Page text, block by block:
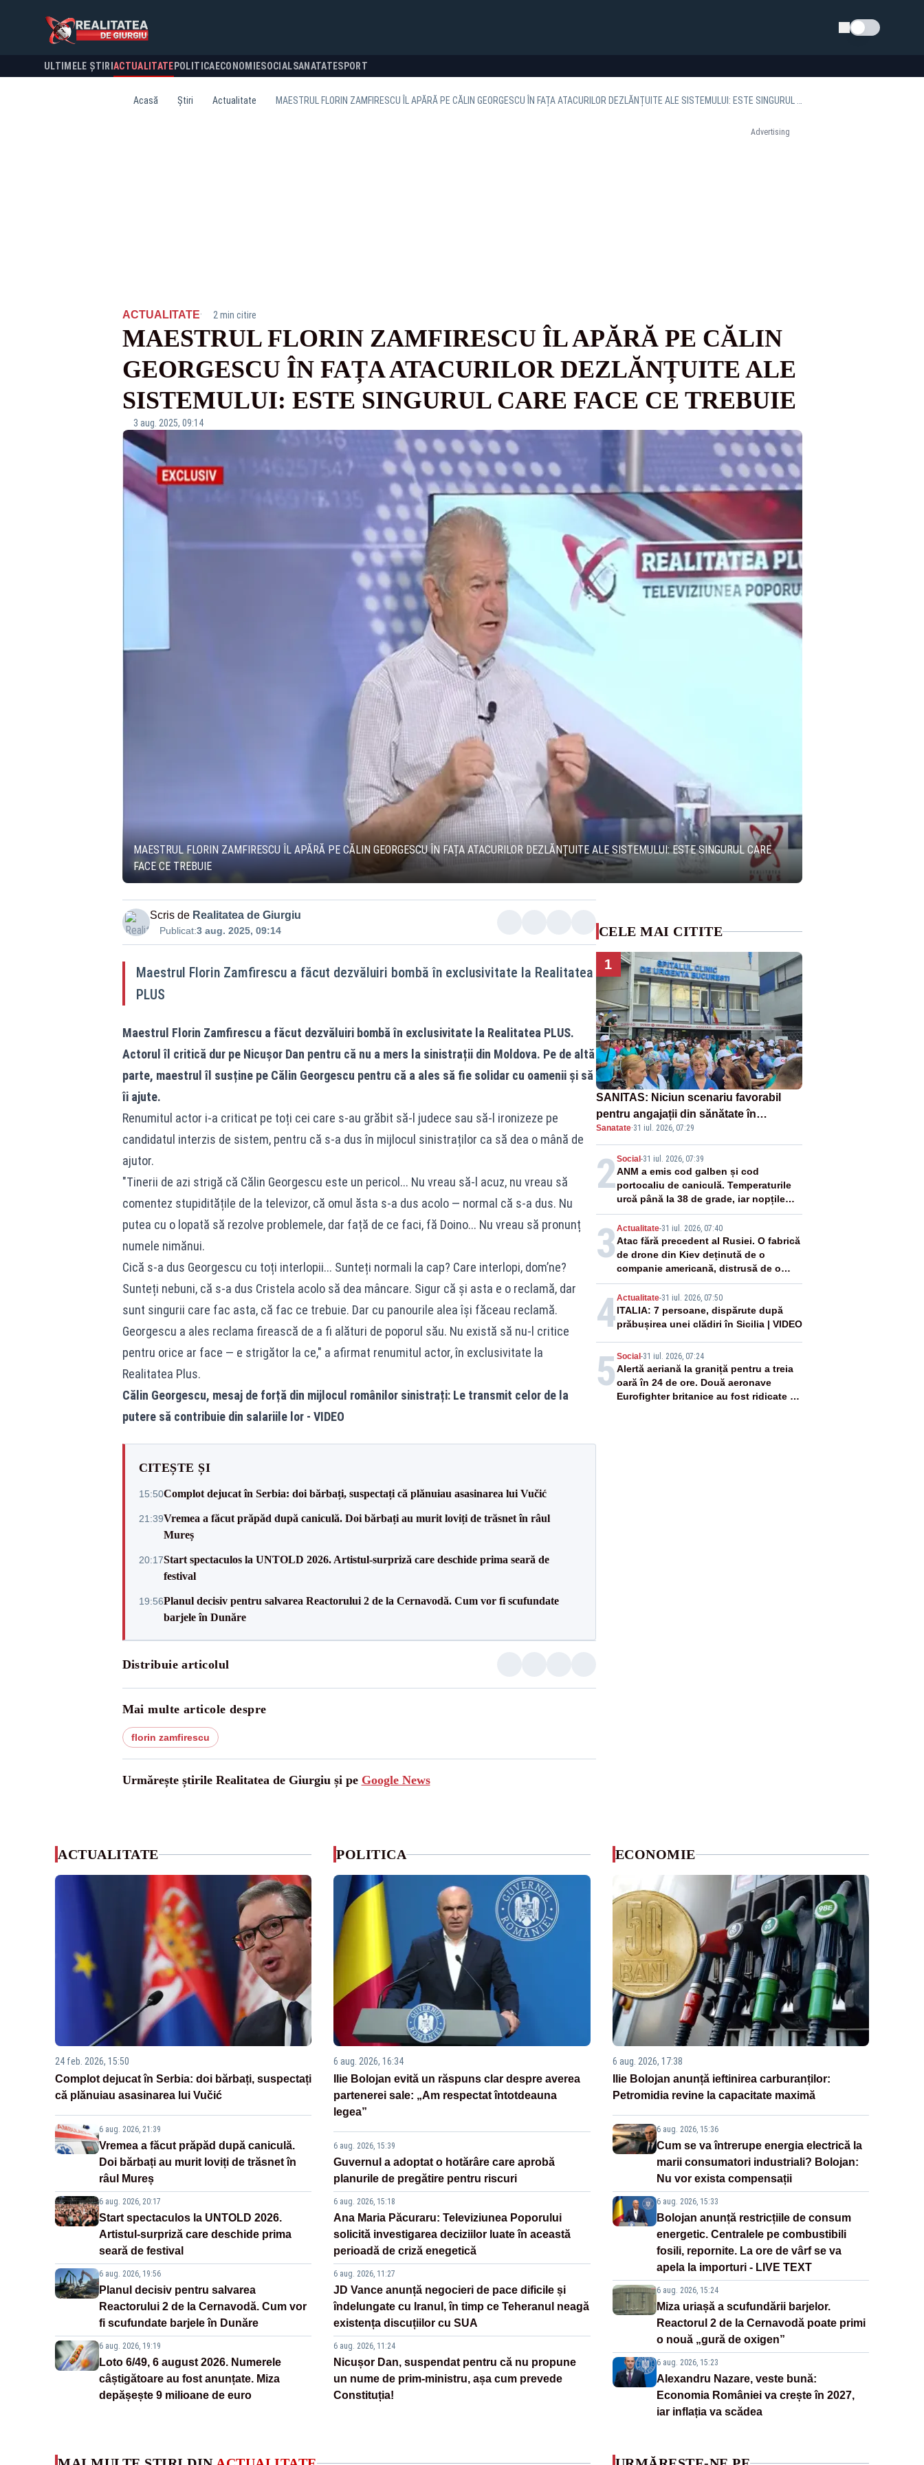
Schimba tema
ULTIMELE ȘTIRI ACTUALITATE POLITICA ECONOMIESOCIALSANATATESPORT
Acasă Știri Actualitate
Advertising
ACTUALITATE· 2 min citire
MAESTRUL FLORIN ZAMFIRESCU ÎL APĂRĂ PE CĂLIN
GEORGESCU ÎN FAȚA ATACURILOR DEZLĂNȚUITE ALE
SISTEMULUI: ESTE SINGURUL CARE FACE CE TREBUIE
3 aug. 2025, 09:14
MAESTRUL FLORIN ZAMFIRESCU ÎL APĂRĂ PE CĂLIN GEORGESCU ÎN FAȚA ATACURILOR DEZLĂNȚUITE ALE SISTEMULUI: ESTE SINGURUL CARE
FACE CE TREBUIE
Scris de Realitatea de Giurgiu
Publicat:3 aug. 2025, 09:14
Maestrul Florin Zamfirescu a făcut dezvăluiri bombă în exclusivitate la Realitatea
PLUS
Maestrul Florin Zamfirescu a făcut dezvăluiri bombă în exclusivitate la Realitatea PLUS.
Actorul îl critică dur pe Nicușor Dan pentru că nu a mers la sinistrații din Moldova. Pe de altă
parte, maestrul îl susține pe Călin Georgescu pentru că a ales să fie solidar cu oamenii și să
îi ajute.
Renumitul actor i-a criticat pe toți cei care s-au grăbit să-l judece sau să-l ironizeze pe
candidatul interzis de sistem, pentru că s-a dus în mijlocul sinistraților ca să dea o mână de
ajutor.
"Tinerii de azi strigă că Călin Georgescu este un pericol... Nu vreau să-l acuz, nu vreau să
comentez stupiditățile de la televizor, că omul ăsta s-a dus acolo — normal că s-a dus. Nu
putea cu o lopată să rezolve problemele, dar față de ce faci, fă Doino... Nu vreau să pronunț
numele nimănui.
Cică s-a dus Georgescu cu toți interlopii... Sunteți normali la cap? Care interlopi, dom’ne?
Sunteți nebuni, că s-a dus Cristela acolo să dea mâncare. Sigur că și asta e o reclamă, dar
sunt singurii care fac asta, că fac ce trebuie. Dar cu panourile alea își făceau reclamă.
Georgescu a ales reclama firească de a fi alături de poporul său. Nu există să nu-l critice
pentru orice ar face — e strigător la ce," a afirmat renumitul actor, în exclusivitate la
Realitatea Plus.
Călin Georgescu, mesaj de forță din mijlocul românilor sinistrați: Le transmit celor de la
putere să contribuie din salariile lor - VIDEO
CITEȘTE ȘI
15:50Complot dejucat în Serbia: doi bărbați, suspectați că plănuiau asasinarea lui Vučić
21:39Vremea a făcut prăpăd după caniculă. Doi bărbați au murit loviți de trăsnet în râul
Mureș
20:17Start spectaculos la UNTOLD 2026. Artistul-surpriză care deschide prima seară de
festival
19:56Planul decisiv pentru salvarea Reactorului 2 de la Cernavodă. Cum vor fi scufundate
barjele în Dunăre
Distribuie articolul
Mai multe articole despre
florin zamfirescu
Urmărește știrile Realitatea de Giurgiu și pe Google News
CELE MAI CITITE
1
SANITAS: Niciun scenariu favorabil
pentru angajații din sănătate în
proiectul Legii salarizării
Sanatate·31 iul. 2026, 07:29
2Social -31 iul. 2026, 07:39
ANM a emis cod galben și cod
portocaliu de caniculă. Temperaturile
urcă până la 38 de grade, iar nopțile
devin tropicale
3 Actualitate-31 iul. 2026, 07:40
Atac fără precedent al Rusiei. O fabrică
de drone din Kiev deținută de o
companie americană, distrusă de o
rachetă rusească
4Actualitate-31 iul. 2026, 07:50
ITALIA: 7 persoane, dispărute după
prăbușirea unei clădiri în Sicilia | VIDEO
5 Social -31 iul. 2026, 07:24
Alertă aeriană la graniță pentru a treia
oară în 24 de ore. Două aeronave
Eurofighter britanice au fost ridicate de
ACTUALITATE
24 feb. 2026, 15:50
Complot dejucat în Serbia: doi bărbați, suspectați
că plănuiau asasinarea lui Vučić
6 aug. 2026, 21:39
Vremea a făcut prăpăd după caniculă.
Doi bărbați au murit loviți de trăsnet în
râul Mureș
6 aug. 2026, 20:17
Start spectaculos la UNTOLD 2026.
Artistul-surpriză care deschide prima
seară de festival
6 aug. 2026, 19:56
Planul decisiv pentru salvarea
Reactorului 2 de la Cernavodă. Cum vor
fi scufundate barjele în Dunăre
6 aug. 2026, 19:19
Loto 6/49, 6 august 2026. Numerele
câștigătoare au fost anunțate. Miza
depășește 9 milioane de euro
POLITICA
6 aug. 2026, 16:34
Ilie Bolojan evită un răspuns clar despre averea
partenerei sale: „Am respectat întotdeauna
legea”
6 aug. 2026, 15:39
Guvernul a adoptat o hotărâre care aprobă
planurile de pregătire pentru riscuri
6 aug. 2026, 15:18
Ana Maria Păcuraru: Televiziunea Poporului
solicită investigarea deciziilor luate în această
perioadă de criză enegetică
6 aug. 2026, 11:27
JD Vance anunță negocieri de pace dificile și
îndelungate cu Iranul, în timp ce Teheranul neagă
existența discuțiilor cu SUA
6 aug. 2026, 11:24
Nicușor Dan, suspendat pentru că nu propune
un nume de prim-ministru, așa cum prevede
Constituția!
ECONOMIE
6 aug. 2026, 17:38
Ilie Bolojan anunță ieftinirea carburanților:
Petromidia revine la capacitate maximă
6 aug. 2026, 15:36
Cum se va întrerupe energia electrică la
marii consumatori industriali? Bolojan:
Nu vor exista compensații
6 aug. 2026, 15:33
Bolojan anunță restricțiile de consum
energetic. Centralele pe combustibili
fosili, repornite. La ore de vârf se va
apela la importuri - LIVE TEXT
6 aug. 2026, 15:24
Miza uriașă a scufundării barjelor.
Reactorul 2 de la Cernavodă poate primi
o nouă „gură de oxigen”
6 aug. 2026, 15:23
Alexandru Nazare, veste bună:
Economia României va crește în 2027,
iar inflația va scădea